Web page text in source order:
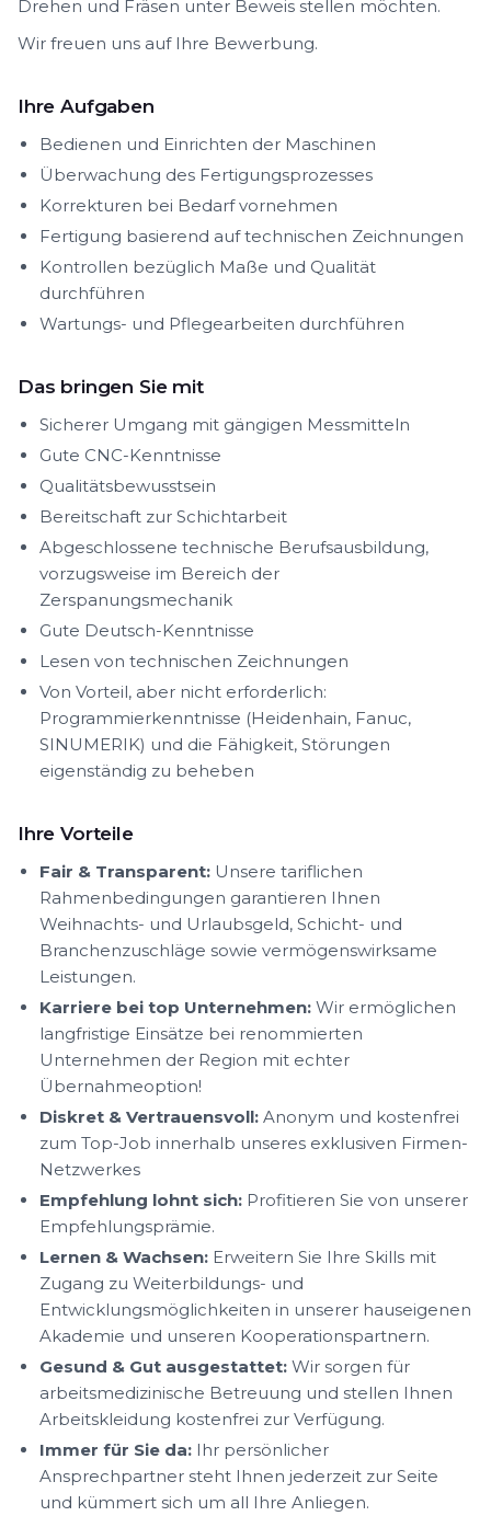
Drehen und Fräsen unter Beweis stellen möchten.
Wir freuen uns auf Ihre Bewerbung.
Ihre Aufgaben
Bedienen und Einrichten der Maschinen
Überwachung des Fertigungsprozesses
Korrekturen bei Bedarf vornehmen
Fertigung basierend auf technischen Zeichnungen
Kontrollen bezüglich Maße und Qualität
durchführen
Wartungs- und Pflegearbeiten durchführen
Das bringen Sie mit
Sicherer Umgang mit gängigen Messmitteln
Gute CNC-Kenntnisse
Qualitätsbewusstsein
Bereitschaft zur Schichtarbeit
Abgeschlossene technische Berufsausbildung,
vorzugsweise im Bereich der
Zerspanungsmechanik
Gute Deutsch-Kenntnisse
Lesen von technischen Zeichnungen
Von Vorteil, aber nicht erforderlich:
Programmierkenntnisse (Heidenhain, Fanuc,
SINUMERIK) und die Fähigkeit, Störungen
eigenständig zu beheben
Ihre Vorteile
Fair & Transparent: Unsere tariflichen
Rahmenbedingungen garantieren Ihnen
Weihnachts- und Urlaubsgeld, Schicht- und
Branchenzuschläge sowie vermögenswirksame
Leistungen.
Karriere bei top Unternehmen: Wir ermöglichen
langfristige Einsätze bei renommierten
Unternehmen der Region mit echter
Übernahmeoption!
Diskret & Vertrauensvoll: Anonym und kostenfrei
zum Top-Job innerhalb unseres exklusiven Firmen-
Netzwerkes
Empfehlung lohnt sich: Profitieren Sie von unserer
Empfehlungsprämie.
Lernen & Wachsen: Erweitern Sie Ihre Skills mit
Zugang zu Weiterbildungs- und
Entwicklungsmöglichkeiten in unserer hauseigenen
Akademie und unseren Kooperationspartnern.
Gesund & Gut ausgestattet: Wir sorgen für
arbeitsmedizinische Betreuung und stellen Ihnen
Arbeitskleidung kostenfrei zur Verfügung.
Immer für Sie da: Ihr persönlicher
Ansprechpartner steht Ihnen jederzeit zur Seite
und kümmert sich um all Ihre Anliegen.